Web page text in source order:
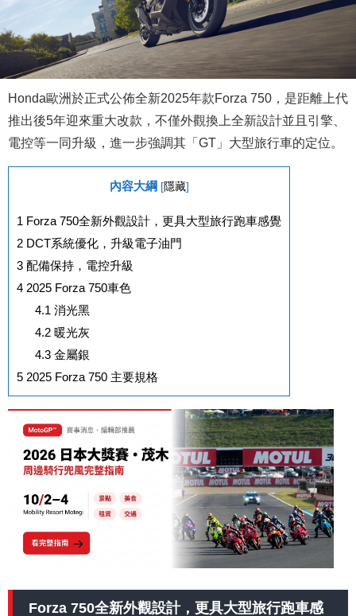
Honda歐洲於正式公佈全新2025年款Forza 750，是距離上代
推出後5年迎來重大改款，不僅外觀換上全新設計並且引擎、
電控等一同升級，進一步強調其「GT」大型旅行車的定位。
內容大綱 [隱藏]
1 Forza 750全新外觀設計，更具大型旅行跑車感覺
2 DCT系統優化，升級電子油門
3 配備保持，電控升級
4 2025 Forza 750車色
4.1 消光黑
4.2暖光灰
4.3金屬銀
5 2025 Forza 750 主要規格
Forza 750全新外觀設計，更具大型旅行跑車感